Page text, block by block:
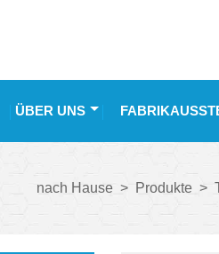
ÜBER UNS
nach Hause > Produkte >